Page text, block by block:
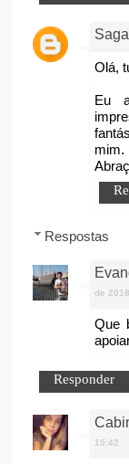
Olá,
Eu
mim.
Respostas
de
Que
Responder
15:42